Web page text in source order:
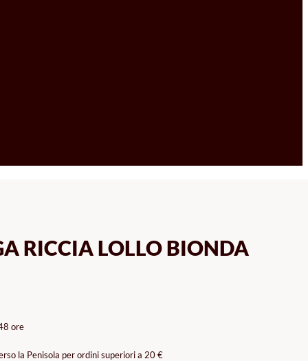
RICCIA LOLLO BIONDA
ore
la Penisola per ordini superiori a 20 €